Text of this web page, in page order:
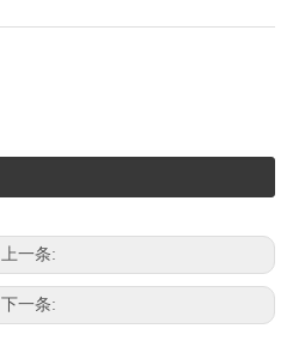
上一条:
下一条: